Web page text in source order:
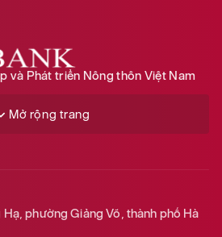
và Phát triển Nông thôn Việt Nam
Mở rộng trang
Hạ, phường Giảng Võ, thành phố Hà